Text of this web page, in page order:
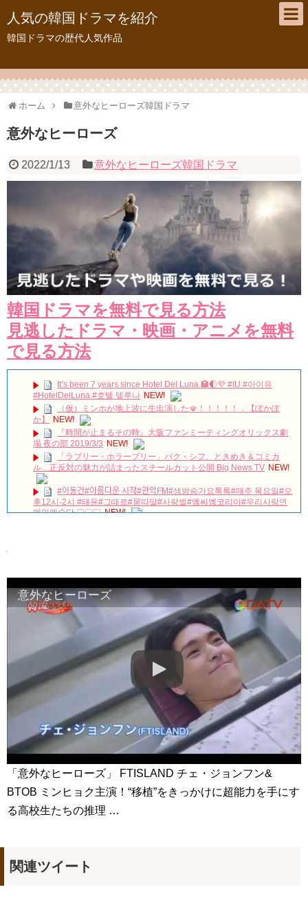
人気の韓国ドラマを紹介
韓国ドラマの歴代人気作品
ホーム 意外なヒーローズ韓国ドラマ
意外なヒーローズ
2022/1/13 意外なヒーローズ韓国ドラマ
韓国ドラマを無料で見る方法
見逃したドラマ・映画・アニメを無料
で見る方法
It’s been 7 years since Hotel Del Luna 🏩🌓💜 #IU #아이유
#HotelDelLuna #호텔 델루나 NEW!
（仮）ミンホが地上波に生出演した🪭！！！！！．【ぽかぽ
か】
NEW!
『時間が止まるその時』大阪ファンミーティングオリックス劇
場 夜の部 2019/3/3 NEW!
「ラブリー・ホラーブリー」パク・シフ、ときめき＆コミカ
ル…正反対の魅力が詰まったスチールカット公開 Big News TV NEW!
#이동건#아름다운 시작#관악FM#생방송가요톡톡#매주 목요일#오
후12시-2시 #태윤#그때로#묻따말#사랑벌#엠씨엠코리아#우리사랑연
예인예술단 ♡♡♡ NEW!
キム・ガンウ「『婿殿オ・ジャクドゥ』でのプチトマトキスシ
ーン、くすぐったいと思ったが…」 Big News TV NEW!
新ドラマ「ラブリー・ホラーブリー」放送前に炎上…プロデュ
ーサーの“セウォル号”発言を謝罪 Big News TV NEW!
CRAZY LOVE ❤️🤭😜 #crazylove #krystaljung #kimjaewook
#kdrama #shorts #edit
NEW!
김민석, 위기 순간 지성 도움으로 ‘도주 성공’ 《Innocent
Defendant》 피고인 EP13
NEW!
「違う（ちがう）・異なる」を韓国語では？「다르다（タル
ダ）」の意味・使い方について
について
「退屈だ・暇だ」を韓国語では？「심심하다（シムシマダ）」
の意味・使い方について
■韓国ドラマ『キング～Two Hearts』予告動画（日本語字幕）
について
yoon kyun sang
HSF(126)-윤균상 서울숲 벤치 (YUN Kyunsang)(4)September::
yoon kyun sang
bobblessyou2 EP.18
ソン・ヘギョ – ソンヘギョ キスまとめ
意外なヒーローズ
「意外なヒーローズ」 FTISLAND チェ・ジョンフン&
BTOB ミンヒョク主演！“移植”をきっかけに超能力を手にす
る高校生たちの推理 …
関連ツイート